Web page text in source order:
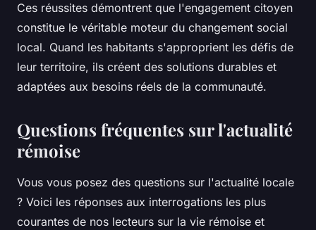
Ces réussites démontrent que l'engagement citoyen
constitue le véritable moteur du changement social
local. Quand les habitants s'approprient les défis de
leur territoire, ils créent des solutions durables et
adaptées aux besoins réels de la communauté.
Questions fréquentes sur l'actualité
rémoise
Vous vous posez des questions sur l'actualité locale
? Voici les réponses aux interrogations les plus
courantes de nos lecteurs sur la vie rémoise et